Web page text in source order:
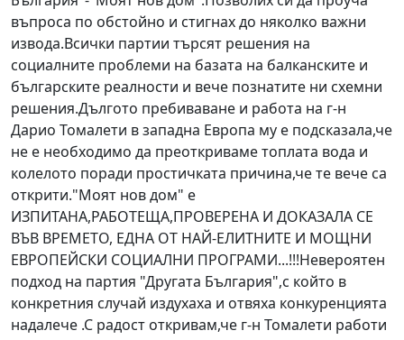
въпроса по обстойно и стигнах до няколко важни
извода.Всички партии търсят решения на
социалните проблеми на базата на балканските и
българските реалности и вече познатите ни схемни
решения.Дългото пребиваване и работа на г-н
Дарио Томалети в западна Европа му е подсказала,че
не е необходимо да преоткриваме топлата вода и
колелото поради простичката причина,че те вече са
открити."Моят нов дом" е
ИЗПИТАНА,РАБОТЕЩА,ПРОВЕРЕНА И ДОКАЗАЛА СЕ
ВЪВ ВРЕМЕТО, ЕДНА ОТ НАЙ-ЕЛИТНИТЕ И МОЩНИ
ЕВРОПЕЙСКИ СОЦИАЛНИ ПРОГРАМИ...!!!Невероятен
подход на партия "Другата България",с който в
конкретния случай издухаха и отвяха конкуренцията
надалече .С радост откривам,че г-н Томалети работи